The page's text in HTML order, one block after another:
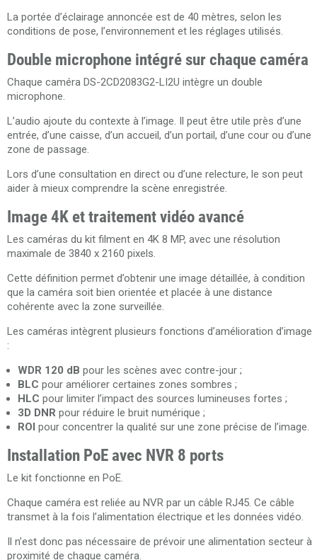
La portée d’éclairage annoncée est de 40 mètres, selon les
conditions de pose, l’environnement et les réglages utilisés.
Double microphone intégré sur chaque caméra
Chaque caméra DS-2CD2083G2-LI2U intègre un double
microphone.
L’audio ajoute du contexte à l’image. Il peut être utile près d’une
entrée, d’une caisse, d’un accueil, d’un portail, d’une cour ou d’une
zone de passage.
Lors d’une consultation en direct ou d’une relecture, le son peut
aider à mieux comprendre la scène enregistrée.
Image 4K et traitement vidéo avancé
Les caméras du kit filment en 4K 8 MP, avec une résolution
maximale de 3840 x 2160 pixels.
Cette définition permet d’obtenir une image détaillée, à condition
que la caméra soit bien orientée et placée à une distance
cohérente avec la zone surveillée.
Les caméras intègrent plusieurs fonctions d’amélioration d’image
:
WDR 120 dB pour les scènes avec contre-jour ;
BLC pour améliorer certaines zones sombres ;
HLC pour limiter l’impact des sources lumineuses fortes ;
3D DNR pour réduire le bruit numérique ;
ROI pour concentrer la qualité sur une zone précise de l’image.
Installation PoE avec NVR 8 ports
Le kit fonctionne en PoE.
Chaque caméra est reliée au NVR par un câble RJ45. Ce câble
transmet à la fois l’alimentation électrique et les données vidéo.
Il n’est donc pas nécessaire de prévoir une alimentation secteur à
proximité de chaque caméra.